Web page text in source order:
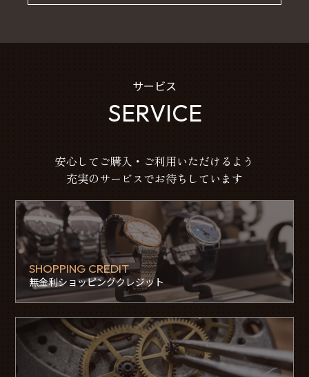
サービス
SERVICE
安心してご購入・ご利用いただけるよう
充実のサービスでお待ちしています
SHOPPING CREDIT
無金利ショッピングクレジット